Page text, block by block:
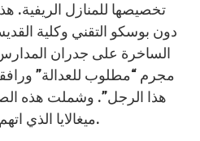
تخصيصها للمنازل الريفية.
دون بوسكو التقني وكلية
الساخرة على جدران
مجرم “مطلوب للعدالة”
هذا الرجل”. وشملت هذه
ميغالايا الذي اتهم بأنه رجل غير نزيه وفاسد.